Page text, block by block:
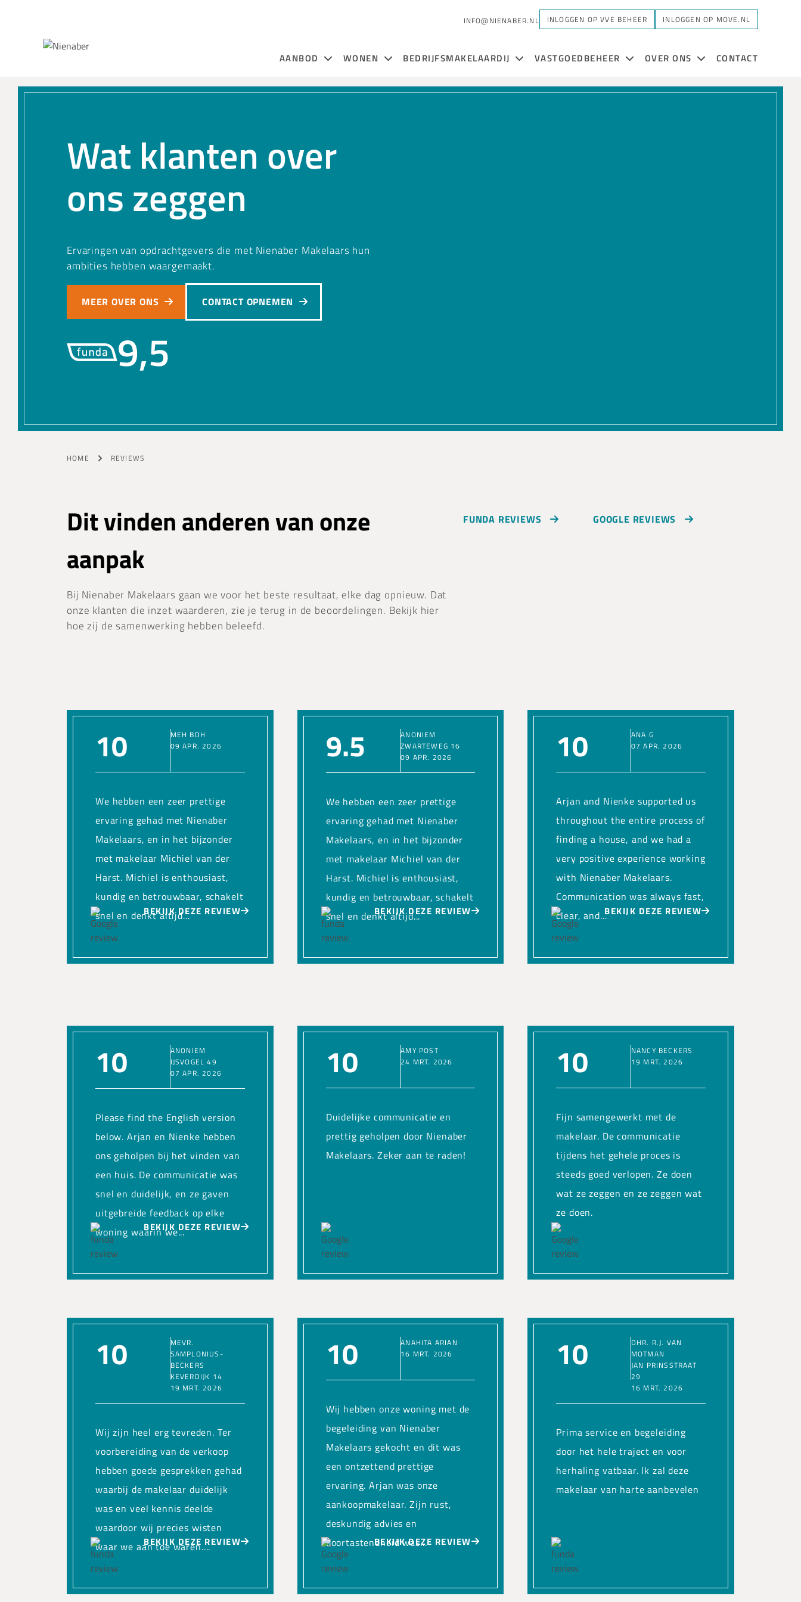
INFO@NIENABER.NL INLOGGEN OP VVE BEHEER INLOGGEN OP MOVE.NL
AANBOD WONEN BEDRIJFSMAKELAARDIJ VASTGOEDBEHEER OVER ONS CONTACT
Wat klanten over
ons zeggen
Ervaringen van opdrachtgevers die met Nienaber Makelaars hun
ambities hebben waargemaakt.
MEER OVER ONS CONTACT OPNEMEN
9,5
HOME REVIEWS
Dit vinden anderen van onze
aanpak
Bij Nienaber Makelaars gaan we voor het beste resultaat, elke dag opnieuw. Dat
onze klanten die inzet waarderen, zie je terug in de beoordelingen. Bekijk hier
hoe zij de samenwerking hebben beleefd.
FUNDA REVIEWS GOOGLE REVIEWS
MEH BDH
09 APR. 2026
10
We hebben een zeer prettige
ervaring gehad met Nienaber
Makelaars, en in het bijzonder
met makelaar Michiel van der
Harst. Michiel is enthousiast,
kundig en betrouwbaar, schakelt
snel en denkt altijd...BEKIJK DEZE REVIEW
ANONIEM
ZWARTEWEG 16
09 APR. 2026
9.5
We hebben een zeer prettige
ervaring gehad met Nienaber
Makelaars, en in het bijzonder
met makelaar Michiel van der
Harst. Michiel is enthousiast,
kundig en betrouwbaar, schakelt
snel en denkt altijd...BEKIJK DEZE REVIEW
ANA G
07 APR. 2026
10
Arjan and Nienke supported us
throughout the entire process of
finding a house, and we had a
very positive experience working
with Nienaber Makelaars.
Communication was always fast,
clear, and...BEKIJK DEZE REVIEW
ANONIEM
IJSVOGEL 49
07 APR. 2026
10
Please find the English version
below. Arjan en Nienke hebben
ons geholpen bij het vinden van
een huis. De communicatie was
snel en duidelijk, en ze gaven
uitgebreide feedback op elke
woning waarin we...BEKIJK DEZE REVIEW
AMY POST
24 MRT. 2026
10
Duidelijke communicatie en
prettig geholpen door Nienaber
Makelaars. Zeker aan te raden!
NANCY BECKERS
19 MRT. 2026
10
Fijn samengewerkt met de
makelaar. De communicatie
tijdens het gehele proces is
steeds goed verlopen. Ze doen
wat ze zeggen en ze zeggen wat
ze doen.
MEVR.
SAMPLONIUS-
BECKERS
KEVERDIJK 14
19 MRT. 2026
10
Wij zijn heel erg tevreden. Ter
voorbereiding van de verkoop
hebben goede gesprekken gehad
waarbij de makelaar duidelijk
was en veel kennis deelde
waardoor wij precies wisten
waar we aan toe waren....
BEKIJK DEZE REVIEW
ANAHITA ARIAN
16 MRT. 2026
10
Wij hebben onze woning met de
begeleiding van Nienaber
Makelaars gekocht en dit was
een ontzettend prettige
ervaring. Arjan was onze
aankoopmakelaar. Zijn rust,
deskundig advies en
doortastendheid was...
BEKIJK DEZE REVIEW
DHR. R.J. VAN
MOTMAN
JAN PRINSSTRAAT
29
16 MRT. 2026
10
Prima service en begeleiding
door het hele traject en voor
herhaling vatbaar. Ik zal deze
makelaar van harte aanbevelen